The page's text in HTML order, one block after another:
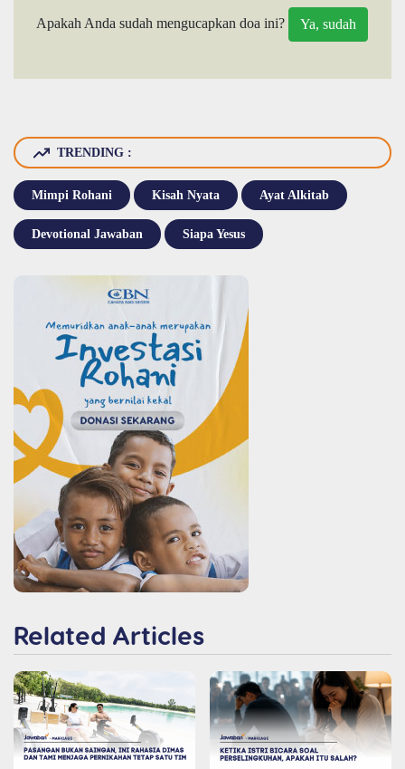
Apakah Anda sudah mengucapkan doa ini?
TRENDING :
Mimpi Rohani Kisah Nyata Ayat Alkitab
Devotional Jawaban Siapa Yesus
Related Articles